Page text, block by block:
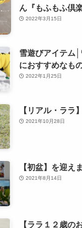
ん『もふもふ倶楽
2022年3月15日
雪遊びアイテム
におすすめなも
2022年1月25日
【リアル・ララ
2021年10月28日
【初盆】を迎え
2021年8月14日
【ララ１２歳の